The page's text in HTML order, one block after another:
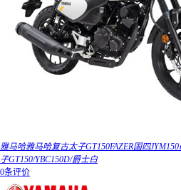
雅马哈雅马哈复古太子GT150FAZER国四
子GT150/YBC150D/爵士白
0条评价